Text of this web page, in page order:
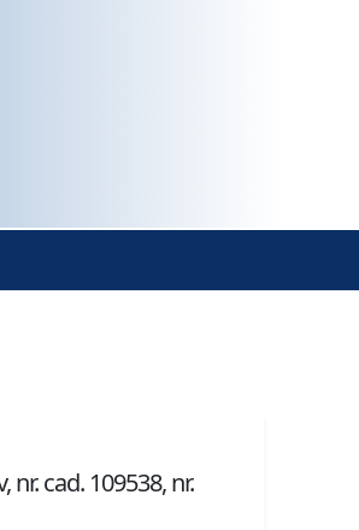
cad. 109538, nr.